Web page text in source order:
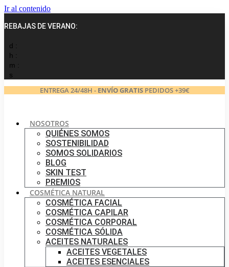
Ir al contenido
REBAJAS DE VERANO:
d :
h :
m :
s
ENTREGA 24/48H - ENVÍO GRATISPEDIDOS +39€
NOSOTROS
QUIÉNES SOMOS
SOSTENIBILIDAD
SOMOS SOLIDARIOS
BLOG
SKIN TEST
PREMIOS
COSMÉTICA NATURAL
COSMÉTICA FACIAL
COSMÉTICA CAPILAR
COSMÉTICA CORPORAL
COSMÉTICA SÓLIDA
ACEITES NATURALES
ACEITES VEGETALES
ACEITES ESENCIALES